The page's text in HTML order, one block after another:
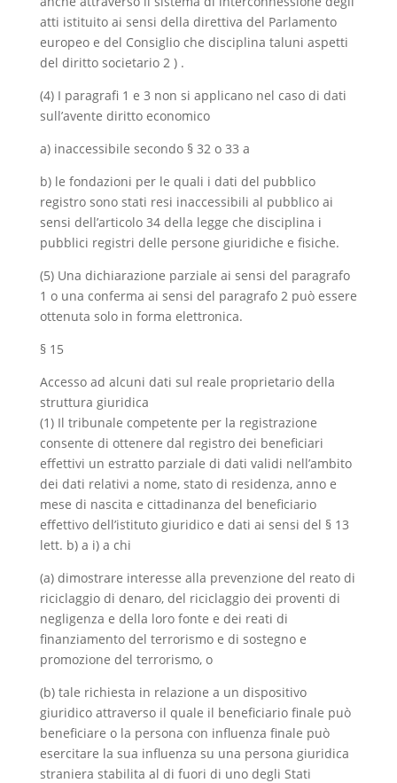
atti istituito ai sensi della direttiva del Parlamento
europeo e del Consiglio che disciplina taluni aspetti
del diritto societario 2 ) .
(4) I paragrafi 1 e 3 non si applicano nel caso di dati
sull’avente diritto economico
a) inaccessibile secondo § 32 o 33 a
b) le fondazioni per le quali i dati del pubblico
registro sono stati resi inaccessibili al pubblico ai
sensi dell’articolo 34 della legge che disciplina i
pubblici registri delle persone giuridiche e fisiche.
(5) Una dichiarazione parziale ai sensi del paragrafo
1 o una conferma ai sensi del paragrafo 2 può essere
ottenuta solo in forma elettronica.
§ 15
Accesso ad alcuni dati sul reale proprietario della
struttura giuridica
(1) Il tribunale competente per la registrazione
consente di ottenere dal registro dei beneficiari
effettivi un estratto parziale di dati validi nell’ambito
dei dati relativi a nome, stato di residenza, anno e
mese di nascita e cittadinanza del beneficiario
effettivo dell’istituto giuridico e dati ai sensi del § 13
lett. b) a i) a chi
(a) dimostrare interesse alla prevenzione del reato di
riciclaggio di denaro, del riciclaggio dei proventi di
negligenza e della loro fonte e dei reati di
finanziamento del terrorismo e di sostegno e
promozione del terrorismo, o
(b) tale richiesta in relazione a un dispositivo
giuridico attraverso il quale il beneficiario finale può
beneficiare o la persona con influenza finale può
esercitare la sua influenza su una persona giuridica
straniera stabilita al di fuori di uno degli Stati